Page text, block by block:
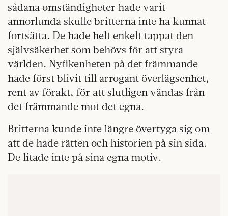
sådana omständigheter hade varit
annorlunda skulle britterna inte ha kunnat
fortsätta. De hade helt enkelt tappat den
självsäkerhet som behövs för att styra
världen. Nyfikenheten på det främmande
hade först blivit till arrogant överlägsenhet,
rent av förakt, för att slutligen vändas från
det främmande mot det egna.
Britterna kunde inte längre övertyga sig om
att de hade rätten och historien på sin sida.
De litade inte på sina egna motiv.